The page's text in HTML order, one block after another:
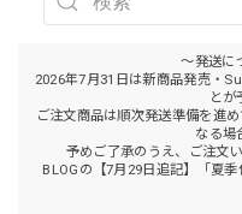
～発送に
2026年7月31日は新商品発売・
とが
ご注文商品は順次発送準備を進
なる場
予めご了承のうえ、ご注文
BLOGの【7月29日追記】「夏